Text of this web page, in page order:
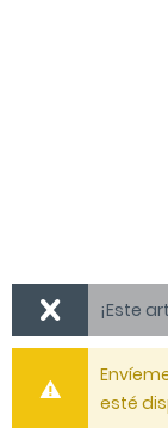
¡Este
esté